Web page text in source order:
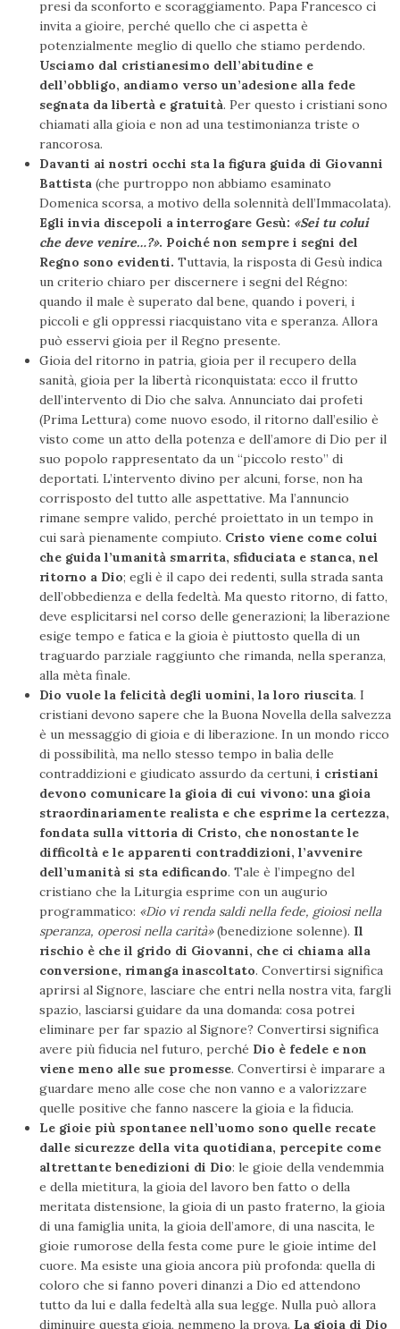
presi da sconforto e scoraggiamento. Papa Francesco ci
invita a gioire, perché quello che ci aspetta è
potenzialmente meglio di quello che stiamo perdendo.
Usciamo dal cristianesimo dell’abitudine e
dell’obbligo, andiamo verso un’adesione alla fede
segnata da libertà e gratuità. Per questo i cristiani sono
chiamati alla gioia e non ad una testimonianza triste o
rancorosa.
Davanti ai nostri occhi sta la figura guida di Giovanni
Battista (che purtroppo non abbiamo esaminato
Domenica scorsa, a motivo della solennità dell’Immacolata).
Egli invia discepoli a interrogare Gesù: «Sei tu colui
che deve venire…?». Poiché non sempre i segni del
Regno sono evidenti. Tuttavia, la risposta di Gesù indica
un criterio chiaro per discernere i segni del Régno:
quando il male è superato dal bene, quando i poveri, i
piccoli e gli oppressi riacquistano vita e speranza. Allora
può esservi gioia per il Regno presente.
Gioia del ritorno in patria, gioia per il recupero della
sanità, gioia per la libertà riconquistata: ecco il frutto
dell’intervento di Dio che salva. Annunciato dai profeti
(Prima Lettura) come nuovo esodo, il ritorno dall’esilio è
visto come un atto della potenza e dell’amore di Dio per il
suo popolo rappresentato da un “piccolo resto” di
deportati. L’intervento divino per alcuni, forse, non ha
corrisposto del tutto alle aspettative. Ma l’annuncio
rimane sempre valido, perché proiettato in un tempo in
cui sarà pienamente compiuto. Cristo viene come colui
che guida l’umanità smarrita, sfiduciata e stanca, nel
ritorno a Dio; egli è il capo dei redenti, sulla strada santa
dell’obbedienza e della fedeltà. Ma questo ritorno, di fatto,
deve esplicitarsi nel corso delle generazioni; la liberazione
esige tempo e fatica e la gioia è piuttosto quella di un
traguardo parziale raggiunto che rimanda, nella speranza,
alla mèta finale.
Dio vuole la felicità degli uomini, la loro riuscita. I
cristiani devono sapere che la Buona Novella della salvezza
è un messaggio di gioia e di liberazione. In un mondo ricco
di possibilità, ma nello stesso tempo in balìa delle
contraddizioni e giudicato assurdo da certuni, i cristiani
devono comunicare la gioia di cui vivono: una gioia
straordinariamente realista e che esprime la certezza,
fondata sulla vittoria di Cristo, che nonostante le
difficoltà e le apparenti contraddizioni, l’avvenire
dell’umanità si sta edificando. Tale è l’impegno del
cristiano che la Liturgia esprime con un augurio
programmatico: «Dio vi renda saldi nella fede, gioiosi nella
speranza, operosi nella carità»(benedizione solenne). Il
rischio è che il grido di Giovanni, che ci chiama alla
conversione, rimanga inascoltato. Convertirsi significa
aprirsi al Signore, lasciare che entri nella nostra vita, fargli
spazio, lasciarsi guidare da una domanda: cosa potrei
eliminare per far spazio al Signore? Convertirsi significa
avere più fiducia nel futuro, perché Dio è fedele e non
viene meno alle sue promesse. Convertirsi è imparare a
guardare meno alle cose che non vanno e a valorizzare
quelle positive che fanno nascere la gioia e la fiducia.
Le gioie più spontanee nell’uomo sono quelle recate
dalle sicurezze della vita quotidiana, percepite come
altrettante benedizioni di Dio: le gioie della vendemmia
e della mietitura, la gioia del lavoro ben fatto o della
meritata distensione, la gioia di un pasto fraterno, la gioia
di una famiglia unita, la gioia dell’amore, di una nascita, le
gioie rumorose della festa come pure le gioie intime del
cuore. Ma esiste una gioia ancora più profonda: quella di
coloro che si fanno poveri dinanzi a Dio ed attendono
tutto da lui e dalla fedeltà alla sua legge. Nulla può allora
diminuire questa gioia, nemmeno la prova. La gioia di Dio